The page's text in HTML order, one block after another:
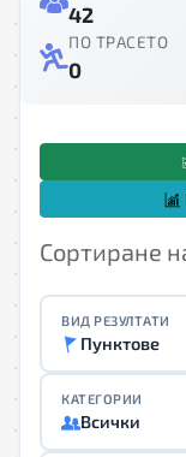
42
ПО ТРАСЕТО
0
Сортиране
ВИД РЕЗУЛТАТИ
Пунктове
КАТЕГОРИИ
Всички